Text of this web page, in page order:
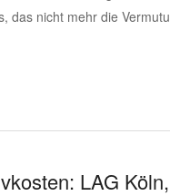
das nicht mehr die
LAG